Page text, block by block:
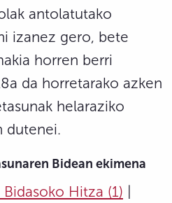
antolatutako
izanez gero, bete
horren berri
da horretarako azken
helaraziko
dutenei.
Bidean ekimena
Bidasoko Hitza (1)